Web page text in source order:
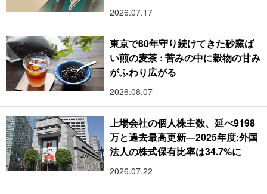
2026.07.17
東京で80年守り続けてきた砂窯ば
い煎の麦茶 : 苦みの中に穀物の甘み
がふわり広がる
2026.08.07
上場会社の個人株主数、延べ9198
万と過去最高更新―2025年度:外国
法人の株式保有比率は34.7%に
2026.07.22